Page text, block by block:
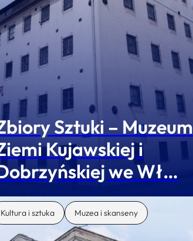
Sztuki – Muzeum
Kujawskiej i
we Wł…
Kultura i sztuka Muzea i skanseny